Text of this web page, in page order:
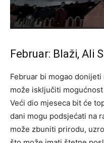
Februar: Blaži, Ali
Februar bi mogao
može isključiti
Veći dio mjeseca bit će
dani mogu podsjećati na
može zbuniti prirodu,